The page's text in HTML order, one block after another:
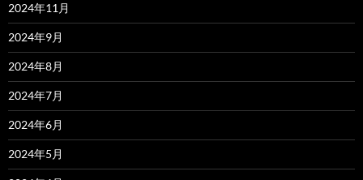
2024年11月
2024年9月
2024年8月
2024年7月
2024年6月
2024年5月